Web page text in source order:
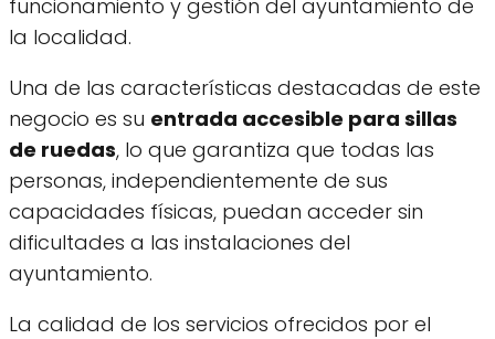
funcionamiento y gestión del ayuntamiento de
la localidad.
Una de las características destacadas de este
negocio es su entrada accesible para sillas
de ruedas, lo que garantiza que todas las
personas, independientemente de sus
capacidades físicas, puedan acceder sin
dificultades a las instalaciones del
ayuntamiento.
La calidad de los servicios ofrecidos por el